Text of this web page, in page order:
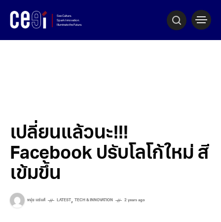
เปลี่ยนแล้วนะ!!!
Facebook ปรับโลโก้ใหม่ สี
เข้มขึ้น
หนุ่ย แซ่แต้ LATEST , TECH & INNOVATION 2 years ago